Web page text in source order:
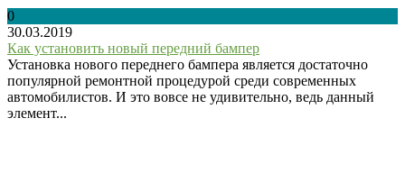
0
30.03.2019
Как установить новый передний бампер
Установка нового переднего бампера является достаточно
популярной ремонтной процедурой среди современных
автомобилистов. И это вовсе не удивительно, ведь данный
элемент...